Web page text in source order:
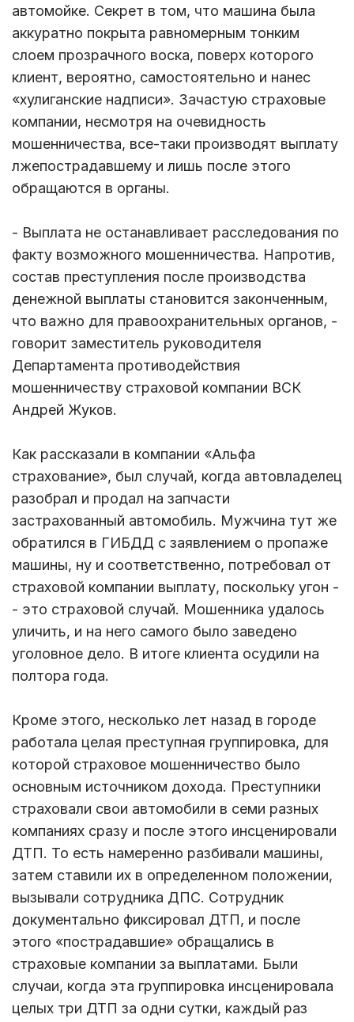
автомойке. Секрет в том, что машина была
аккуратно покрыта равномерным тонким
слоем прозрачного воска, поверх которого
клиент, вероятно, самостоятельно и нанес
«хулиганские надписи». Зачастую страховые
компании, несмотря на очевидность
мошенничества, все-таки производят выплату
лжепострадавшему и лишь после этого
обращаются в органы.
- Выплата не останавливает расследования по
факту возможного мошенничества. Напротив,
состав преступления после производства
денежной выплаты становится законченным,
что важно для правоохранительных органов, -
говорит заместитель руководителя
Департамента противодействия
мошенничеству страховой компании ВСК
Андрей Жуков.
Как рассказали в компании «Альфа
страхование», был случай, когда автовладелец
разобрал и продал на запчасти
застрахованный автомобиль. Мужчина тут же
обратился в ГИБДД с заявлением о пропаже
машины, ну и соответственно, потребовал от
страховой компании выплату, поскольку угон -
- это страховой случай. Мошенника удалось
уличить, и на него самого было заведено
уголовное дело. В итоге клиента осудили на
полтора года.
Кроме этого, несколько лет назад в городе
работала целая преступная группировка, для
которой страховое мошенничество было
основным источником дохода. Преступники
страховали свои автомобили в семи разных
компаниях сразу и после этого инсценировали
ДТП. То есть намеренно разбивали машины,
затем ставили их в определенном положении,
вызывали сотрудника ДПС. Сотрудник
документально фиксировал ДТП, и после
этого «пострадавшие» обращались в
страховые компании за выплатами. Были
случаи, когда эта группировка инсценировала
целых три ДТП за одни сутки, каждый раз